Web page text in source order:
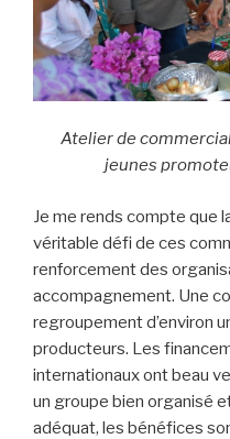
Atelier de
jeunes
Je me rends compte que
véritable défi de ces
renforcement des
accompagnement. Une
regroupement d’environ
producteurs. Les
internationaux ont beau
un groupe bien organisé
adéquat, les bénéfices